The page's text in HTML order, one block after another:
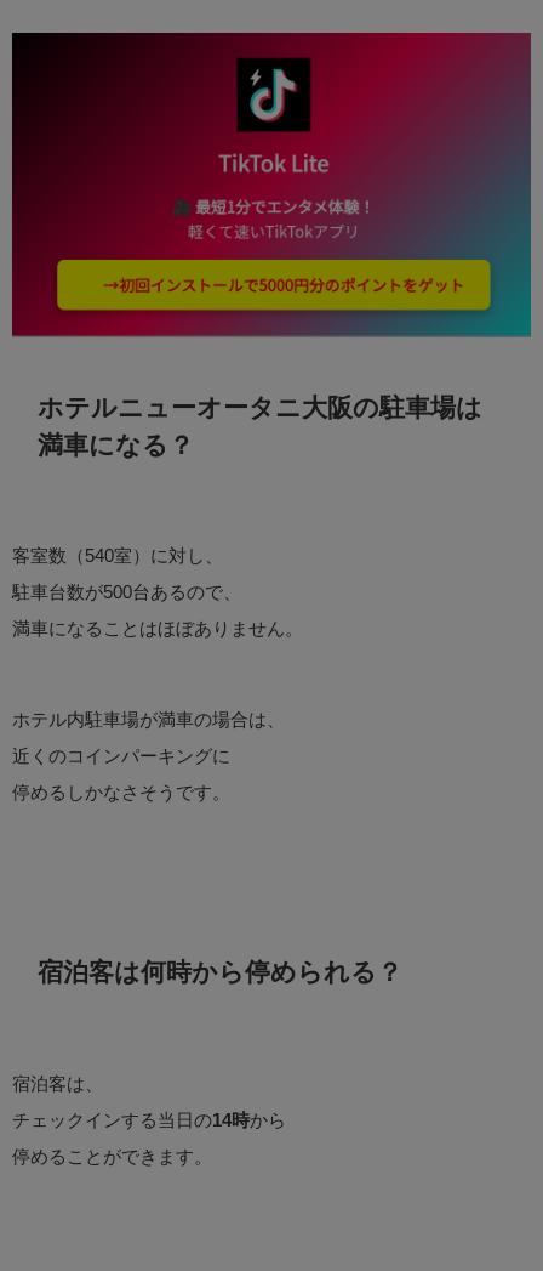
ホテルニューオータニ大阪の駐車場は
満車になる？
客室数（540室）に対し、
駐車台数が500台あるので、
満車になることはほぼありません。
ホテル内駐車場が満車の場合は、
近くのコインパーキングに
停めるしかなさそうです。
宿泊客は何時から停められる？
宿泊客は、
チェックインする当日の14時から
停めることができます。